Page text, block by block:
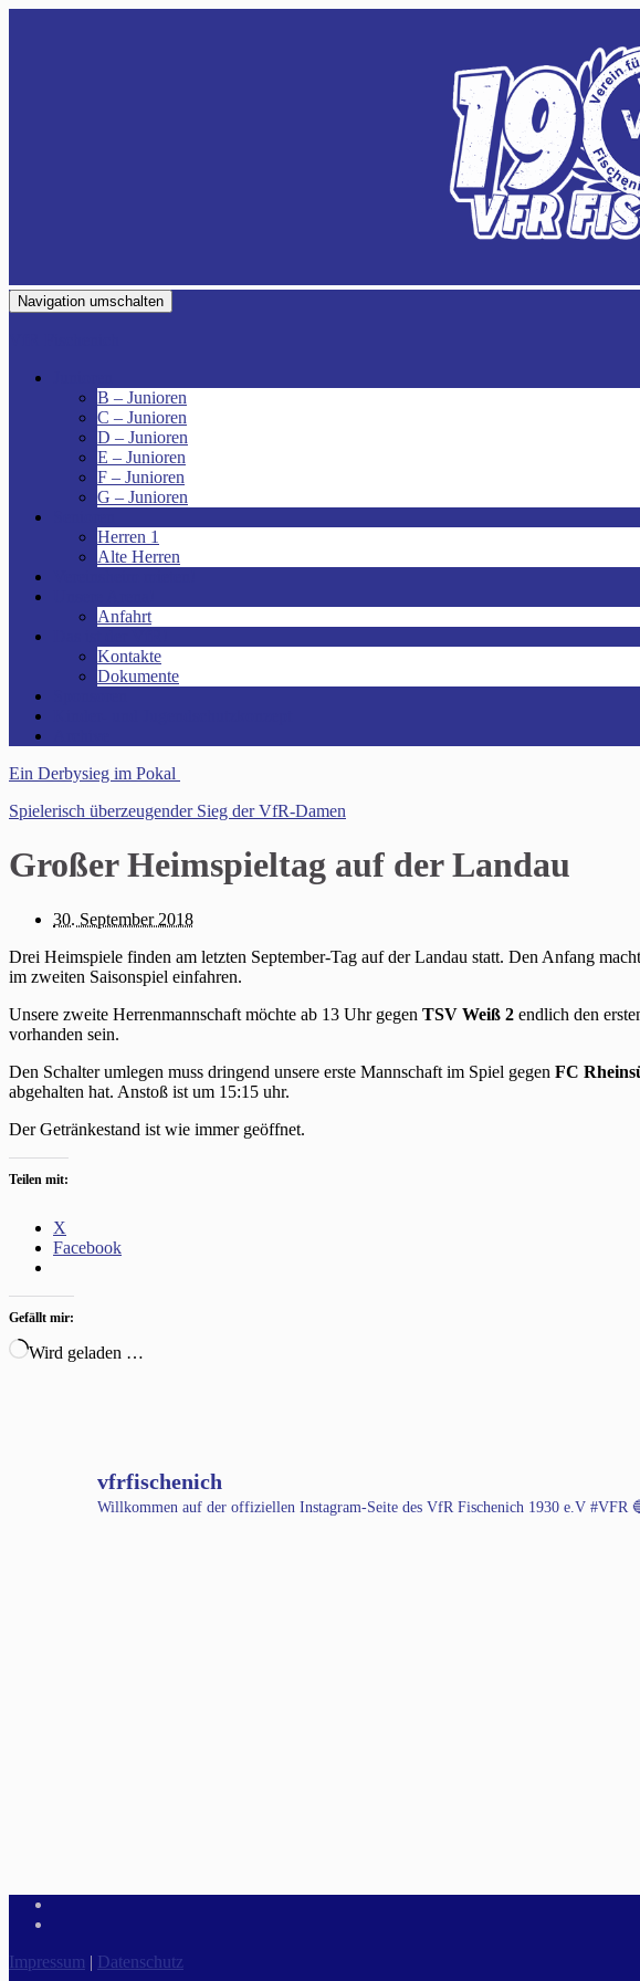
Navigation umschalten
B – Junioren
C – Junioren
D – Junioren
E – Junioren
F – Junioren
G – Junioren
Herren 1
Alte Herren
Anfahrt
Kontakte
Dokumente
Ein Derbysieg im Pokal
Spielerisch überzeugender Sieg der VfR-Damen
Großer Heimspieltag auf der Landau
30. September 2018
Drei Heimspiele finden am letzten September-Tag auf der Landau statt. Den Anfang
im zweiten Saisonspiel einfahren.
Unsere zweite Herrenmannschaft möchte ab 13 Uhr gegen TSV Weiß 2 endlich den
vorhanden sein.
Den Schalter umlegen muss dringend unsere erste Mannschaft im Spiel gegen FC
abgehalten hat. Anstoß ist um 15:15 uhr.
Der Getränkestand ist wie immer geöffnet.
Teilen mit:
X
Facebook
Gefällt mir:
Wird geladen …
vfrfischenich
Willkommen auf der offiziellen Instagram-Seite des VfR Fischenich 1930 e.V #VFR
Impressum | Datenschutz